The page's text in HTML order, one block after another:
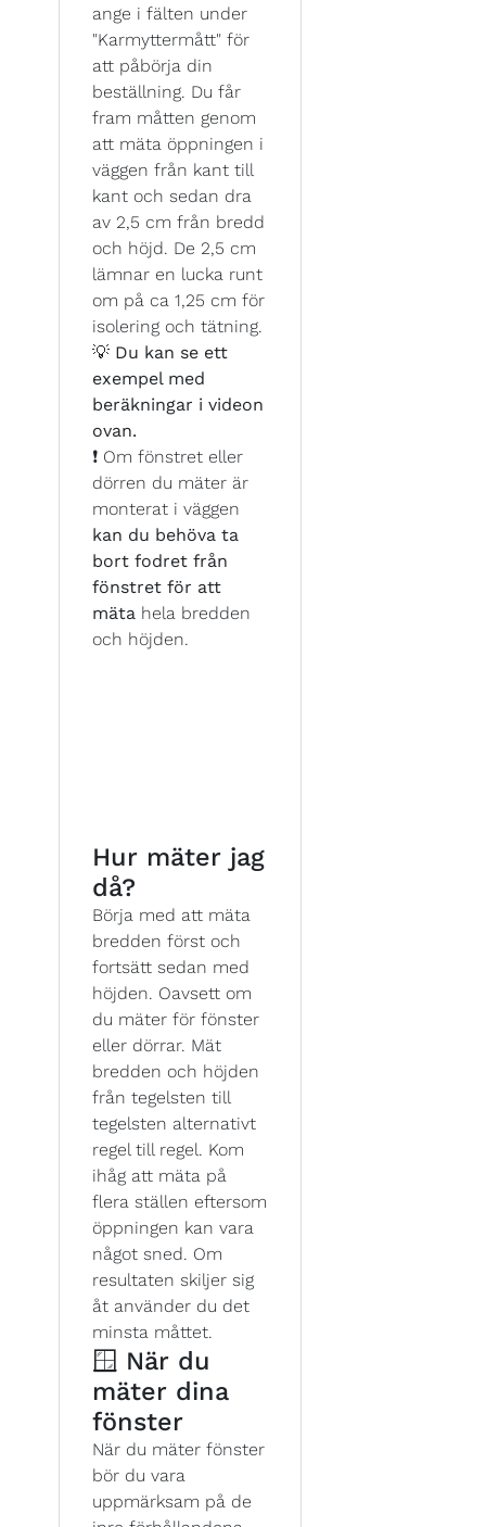
ange i fälten under
"Karmyttermått" för
att påbörja din
beställning. Du får
fram måtten genom
att mäta öppningen i
väggen från kant till
kant och sedan dra
av 2,5 cm från bredd
och höjd. De 2,5 cm
lämnar en lucka runt
om på ca 1,25 cm för
isolering och tätning.
💡 Du kan se ett
exempel med
beräkningar i videon
ovan.
❗ Om fönstret eller
dörren du mäter är
monterat i väggen
kan du behöva ta
bort fodret från
fönstret för att
mäta hela bredden
och höjden.
Hur mäter jag
då?
Börja med att mäta
bredden först och
fortsätt sedan med
höjden. Oavsett om
du mäter för fönster
eller dörrar. Mät
bredden och höjden
från tegelsten till
tegelsten alternativt
regel till regel. Kom
ihåg att mäta på
flera ställen eftersom
öppningen kan vara
något sned. Om
resultaten skiljer sig
åt använder du det
minsta måttet.
🪟 När du
mäter dina
fönster
När du mäter fönster
bör du vara
uppmärksam på de